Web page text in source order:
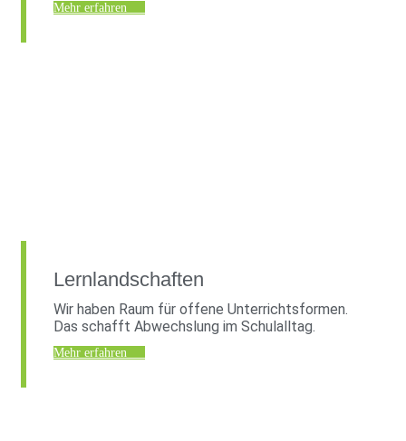
Mehr erfahren
Lernlandschaften
Wir haben Raum für offene Unterrichtsformen.
Das schafft Abwechslung im Schulalltag.
Mehr erfahren